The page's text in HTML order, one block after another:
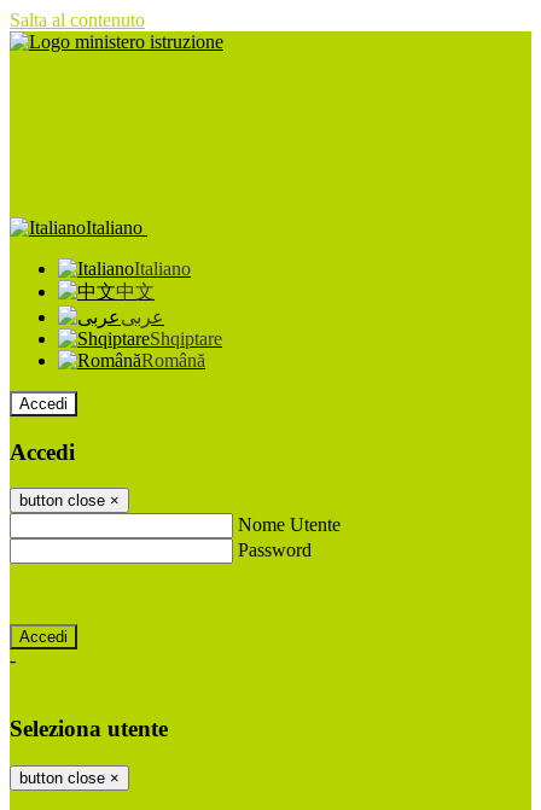
Salta al contenuto
Italiano
Italiano
中文
عربى
Shqiptare
Română
Accedi
Accedi
button close ×
Nome Utente
Password
-
Seleziona utente
button close ×